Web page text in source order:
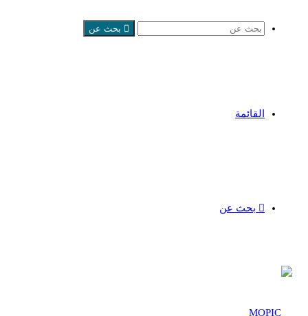
بحث عن
القائمة
بحث عن